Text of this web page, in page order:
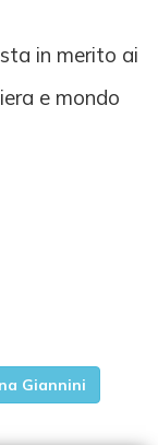
in merito ai
e mondo
Giannini